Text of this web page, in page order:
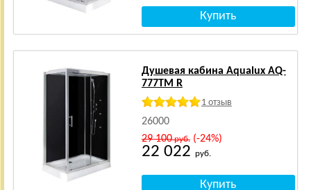
Душевая кабина Aqualux AQ-
777ТM R
1 отзыв
26000
29 100руб.(-24%)
22 022 руб.